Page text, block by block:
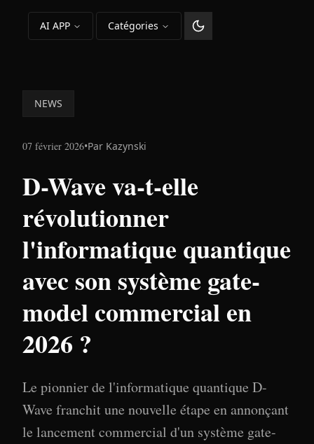
AI APP Catégories
Changer le thème
NEWS
07 février 2026•Par Kazynski
D-Wave va-t-elle
révolutionner
l'informatique quantique
avec son système gate-
model commercial en
2026 ?
Le pionnier de l'informatique quantique D-
Wave franchit une nouvelle étape en annonçant
le lancement commercial d'un système gate-